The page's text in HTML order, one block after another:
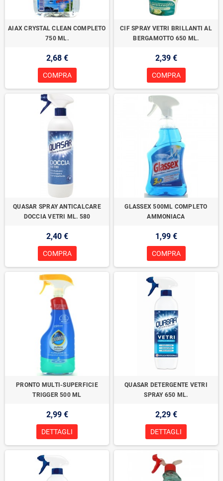
AIAX CRYSTAL CLEAN COMPLETO
750 ML.
2,68 €
COMPRA
CIF SPRAY VETRI BRILLANTI AL
BERGAMOTTO 650 ML.
2,39 €
COMPRA
QUASAR SPRAY ANTICALCARE
DOCCIA VETRI ML. 580
2,40 €
COMPRA
GLASSEX 500ML COMPLETO
AMMONIACA
1,99 €
COMPRA
PRONTO MULTI-SUPERFICIE
TRIGGER 500 ML
2,99 €
DETTAGLI
QUASAR DETERGENTE VETRI
SPRAY 650 ML.
2,29 €
DETTAGLI